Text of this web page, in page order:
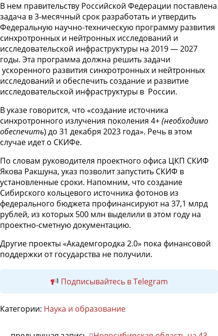
В нем правительству Российской Федерации поставлена
задача в 3-месячный срок разработать и утвердить
Федеральную научно-техническую программу развития
синхротронных и нейтронных исследований и
исследовательской инфраструктуры на 2019 — 2027
годы. Эта программа должна решить задачи
ускоренного развития синхротронных и нейтронных
исследований и обеспечить создание и развитие
исследовательской инфраструктуры в России.
В указе говорится, что «создание источника
синхротронного излучения поколения 4+(необходимо
обеспечить) до 31 декабря 2023 года». Речь в этом
случае идет о СКИФе.
По словам руководителя проектного офиса ЦКП СКИФ
Якова Ракшуна, указ позволит запустить СКИФ в
установленные сроки. Напомним, что создание
Сибирского кольцевого источника фотонов из
федерального бюджета профинансируют на 37,1 млрд
рублей, из которых 500 млн выделили в этом году на
проектно-сметную документацию.
Другие проекты «Академгородка 2.0» пока финансовой
поддержки от государства не получили.
Подписывайтесь в Telegram
Категории: Наука и образование